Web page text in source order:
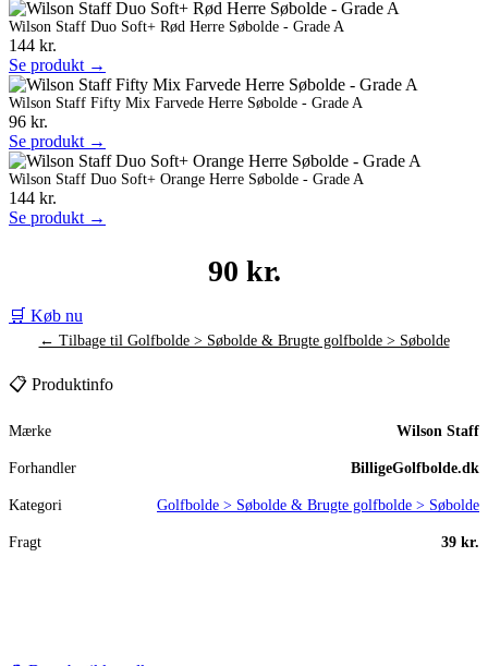
Wilson Staff Duo Soft+ Rød Herre Søbolde - Grade A
144 kr.
Se produkt →
Wilson Staff Fifty Mix Farvede Herre Søbolde - Grade A
96 kr.
Se produkt →
Wilson Staff Duo Soft+ Orange Herre Søbolde - Grade A
144 kr.
Se produkt →
90 kr.
🛒 Køb nu
← Tilbage til Golfbolde > Søbolde & Brugte golfbolde > Søbolde
📋 Produktinfo
Mærke Wilson Staff
Forhandler BilligeGolfbolde.dk
Kategori Golfbolde > Søbolde & Brugte golfbolde > Søbolde
Fragt 39 kr.